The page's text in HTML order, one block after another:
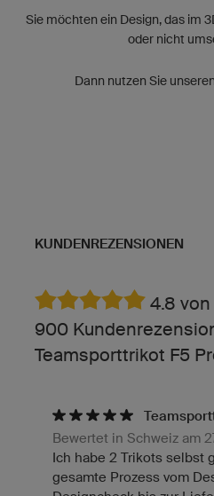
Sie möchten ein Design, das im
oder nicht
Dann nutzen Sie unseren
KUNDENREZENSIONEN
4.8 von
900
Teamsporttrikot F5
Bewertet in Schweiz am
Ich habe 2 Trikots selbst
gesamte Prozess vom